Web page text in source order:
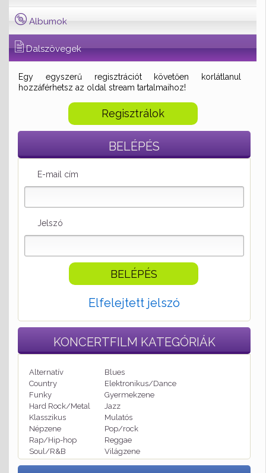
Albumok
Dalszövegek
Egy egyszerű regisztrációt követően korlátlanul
hozzáférhetsz az oldal stream tartalmaihoz!
Regisztrálok
BELÉPÉS
E-mail cím
Jelszó
Elfelejtett jelszó
KONCERTFILM KATEGÓRIÁK
Alternatív
Blues
Country
Elektronikus/Dance
Funky
Gyermekzene
Hard Rock/Metal
Jazz
Klasszikus
Mulatós
Népzene
Pop/rock
Rap/Hip-hop
Reggae
Soul/R&B
Világzene